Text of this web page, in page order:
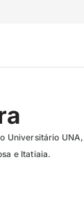
Universitário
e Itatiaia.